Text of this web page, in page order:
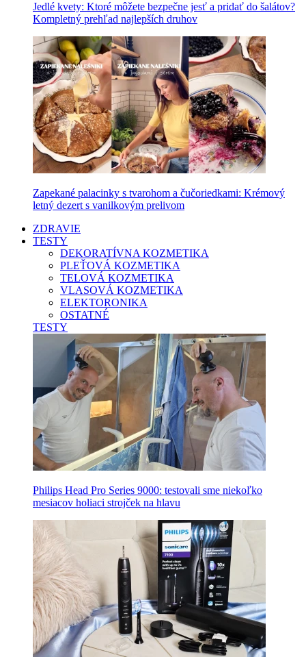
Jedlé kvety: Ktoré môžete bezpečne jesť a pridať do šalátov?
Kompletný prehľad najlepších druhov
Zapekané palacinky s tvarohom a čučoriedkami: Krémový
letný dezert s vanilkovým prelivom
ZDRAVIE
TESTY
DEKORATÍVNA KOZMETIKA
PLEŤOVÁ KOZMETIKA
TELOVÁ KOZMETIKA
VLASOVÁ KOZMETIKA
ELEKTORONIKA
OSTATNÉ
TESTY
Philips Head Pro Series 9000: testovali sme niekoľko
mesiacov holiaci strojček na hlavu